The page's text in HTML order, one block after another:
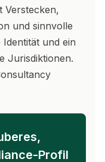
Verstecken,
und sinnvolle
und ein
Jurisdiktionen.
Profil